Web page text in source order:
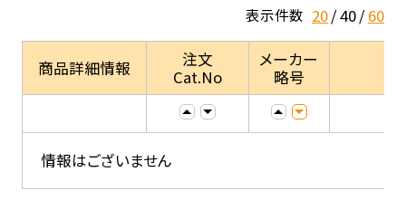
表示件数 20 40 60
商品詳細情報
注文
Cat.No
メーカー
略号
情報はございません